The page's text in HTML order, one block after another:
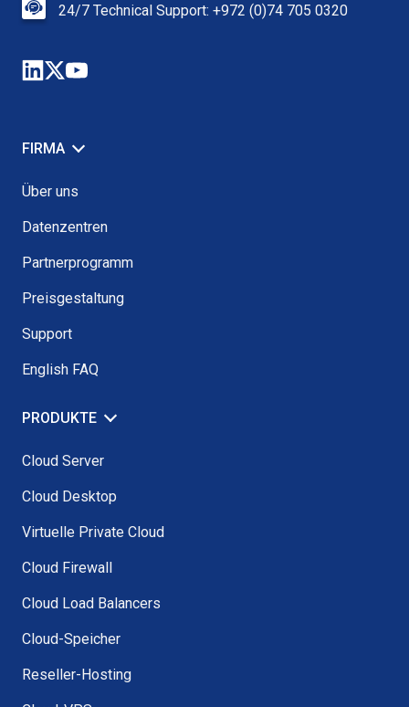
24/7 Technical Support: +972 (0)74 705 0320
FIRMA
Über uns
Datenzentren
Partnerprogramm
Preisgestaltung
Support
English FAQ
PRODUKTE
Cloud Server
Cloud Desktop
Virtuelle Private Cloud
Cloud Firewall
Cloud Load Balancers
Cloud-Speicher
Reseller-Hosting